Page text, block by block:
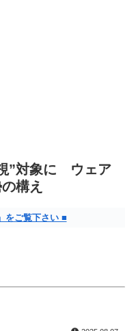
”対象に ウェア
構え
をご覧下さい ■